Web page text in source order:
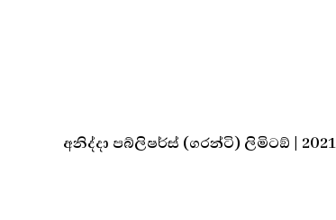
අනිද්දා පබ්ලිෂර්ස් (ගරන්ටි) ලිමිටඞ් | 2021